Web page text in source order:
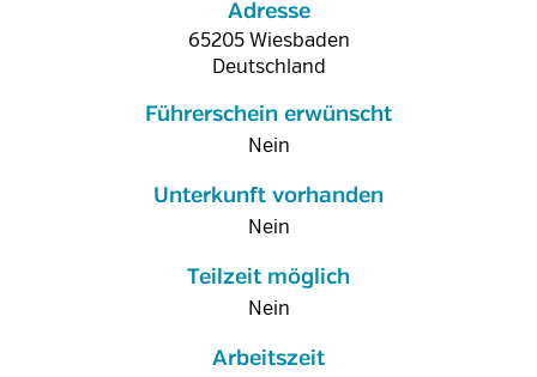
Adresse
65205 Wiesbaden
Deutschland
Führerschein erwünscht
Nein
Unterkunft vorhanden
Nein
Teilzeit möglich
Nein
Arbeitszeit